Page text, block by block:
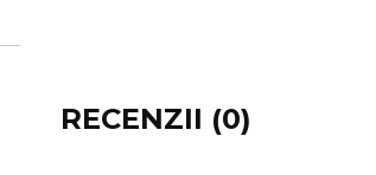
RECENZII (0)